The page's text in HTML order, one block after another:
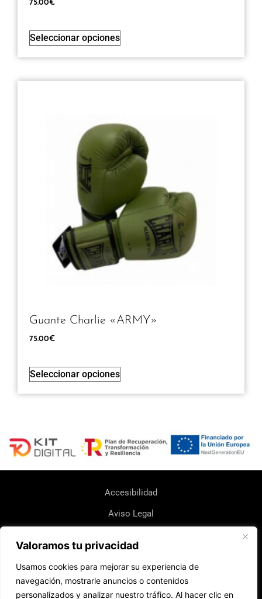
Valoramos tu privacidad
Usamos cookies para mejorar su experiencia de
navegación, mostrarle anuncios o contenidos
personalizados y analizar nuestro tráfico. Al hacer clic en
75.00€
Seleccionar opciones
Guante Charlie «ARMY»
75.00€
Seleccionar opciones
Accesibilidad
Aviso Legal
Política de Envio